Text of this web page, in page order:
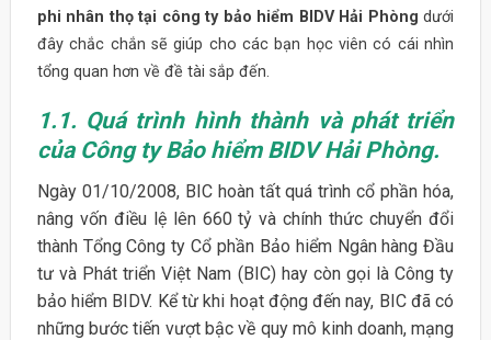
phi nhân thọ tại công ty bảo hiểm BIDV Hải Phòngdưới
đây chắc chắn sẽ giúp cho các bạn học viên có cái nhìn
tổng quan hơn về đề tài sắp đến.
1.1. Quá trình hình thành và phát triển
của Công ty Bảo hiểm BIDV Hải Phòng.
Ngày 01/10/2008, BIC hoàn tất quá trình cổ phần hóa,
nâng vốn điều lệ lên 660 tỷ và chính thức chuyển đổi
thành Tổng Công ty Cổ phần Bảo hiểm Ngân hàng Đầu
tư và Phát triển Việt Nam (BIC) hay còn gọi là Công ty
bảo hiểm BIDV. Kể từ khi hoạt động đến nay, BIC đã có
những bước tiến vượt bậc về quy mô kinh doanh, mạng